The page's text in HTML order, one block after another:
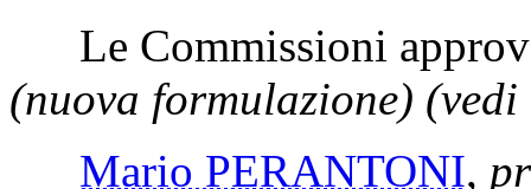
Le Commissioni
(nuova formulazione)
Mario PERANTONI,